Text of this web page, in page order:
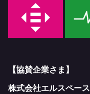
【協賛企業さま】
株式会社エルスペース